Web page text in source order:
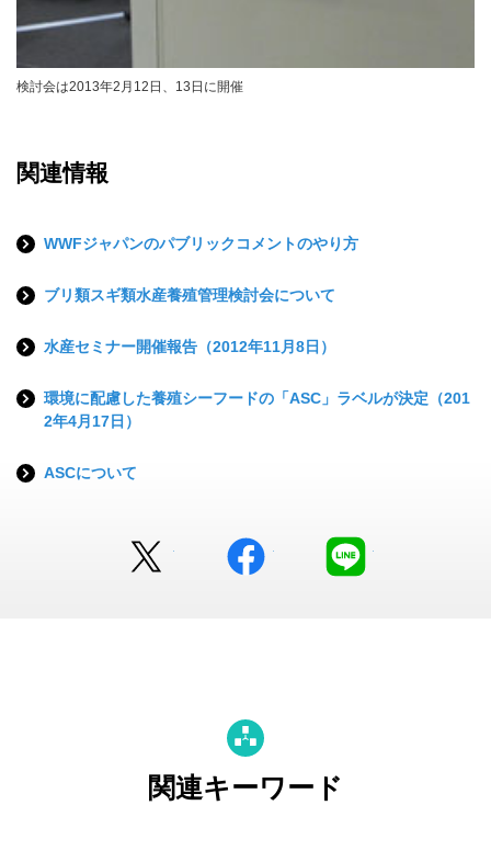
検討会は2013年2月12日、13日に開催
関連情報
WWFジャパンのパブリックコメントのやり方
ブリ類スギ類水産養殖管理検討会について
水産セミナー開催報告（2012年11月8日）
環境に配慮した養殖シーフードの「ASC」ラベルが決定（201
2年4月17日）
ASCについて
facebook
関連キーワード